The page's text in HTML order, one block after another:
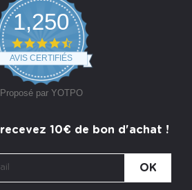
1,250
4.7
star
rating
AVIS CERTIFIÉS
Proposé par YOTPO
recevez 10€ de bon d'achat !